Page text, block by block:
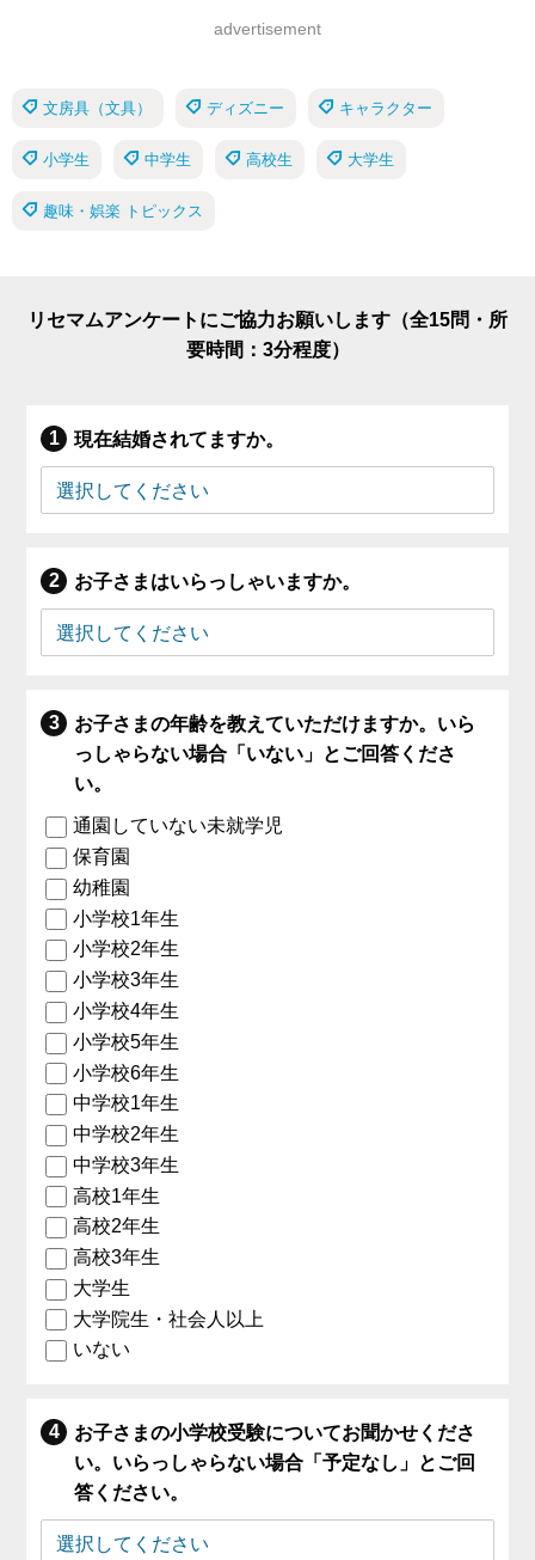
advertisement
文房具（文具） ディズニー キャラクター
小学生 中学生 高校生 大学生
趣味・娯楽 トピックス
リセマムアンケートにご協力お願いします（全15問・所
要時間：3分程度）
現在結婚されてますか。
お子さまはいらっしゃいますか。
お子さまの年齢を教えていただけますか。いら
っしゃらない場合「いない」とご回答くださ
い。
通園していない未就学児
保育園
幼稚園
小学校1年生
小学校2年生
小学校3年生
小学校4年生
小学校5年生
小学校6年生
中学校1年生
中学校2年生
中学校3年生
高校1年生
高校2年生
高校3年生
大学生
大学院生・社会人以上
いない
お子さまの小学校受験についてお聞かせくださ
い。いらっしゃらない場合「予定なし」とご回
答ください。